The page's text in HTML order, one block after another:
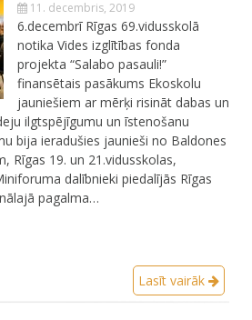
11. decembris, 2019
6.decembrī Rīgas 69.vidusskolā
notika Vides izglītības fonda
projekta “Salabo pasauli!”
finansētais pasākums Ekoskolu
jauniešiem ar mērķi risināt dabas un
ilgtspējīgumu un īstenošanu
bija ieradušies jaunieši no Baldones
Rīgas 19. un 21.vidusskolas,
dalībnieki piedalījās Rīgas
pagalma…
Lasīt vairāk